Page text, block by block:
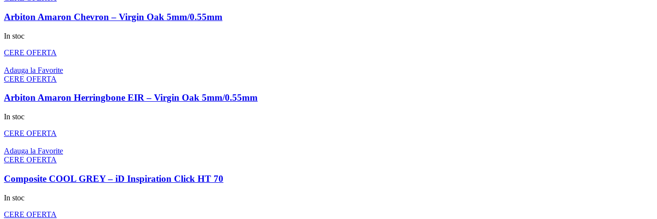
Arbiton Amaron Chevron – Virgin Oak 5mm/0.55mm
In stoc
CERE OFERTA
Adauga la Favorite
CERE OFERTA
Arbiton Amaron Herringbone EIR – Virgin Oak 5mm/0.55mm
In stoc
CERE OFERTA
Adauga la Favorite
CERE OFERTA
Composite COOL GREY – iD Inspiration Click HT 70
In stoc
CERE OFERTA